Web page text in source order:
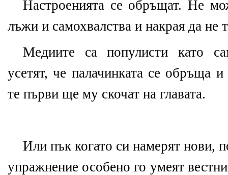
Настроенията се обръщат. Не
лъжи и самохвалства и накрая да не
Медиите са популисти като
усетят, че палачинката се обръща
те първи ще му скочат на главата.
Или пък когато си намерят нови,
упражнение особено го умеят